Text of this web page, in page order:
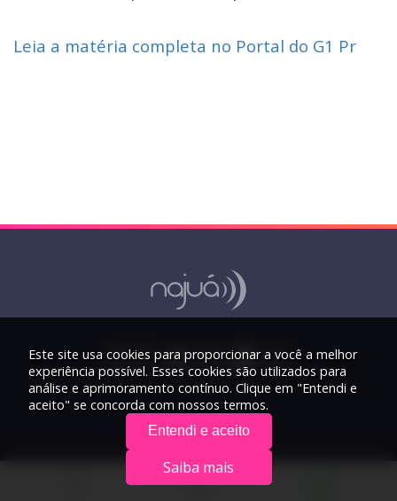
Leia a matéria completa no Portal do G1 Pr
© 2026 Rádio Najuá - Todos os direitos reservados.
Este site usa cookies para proporcionar a você a melhor
experiência possível. Esses cookies são utilizados para
análise e aprimoramento contínuo. Clique em "Entendi e
aceito" se concorda com nossos termos.
Entendi e aceito
Saiba mais